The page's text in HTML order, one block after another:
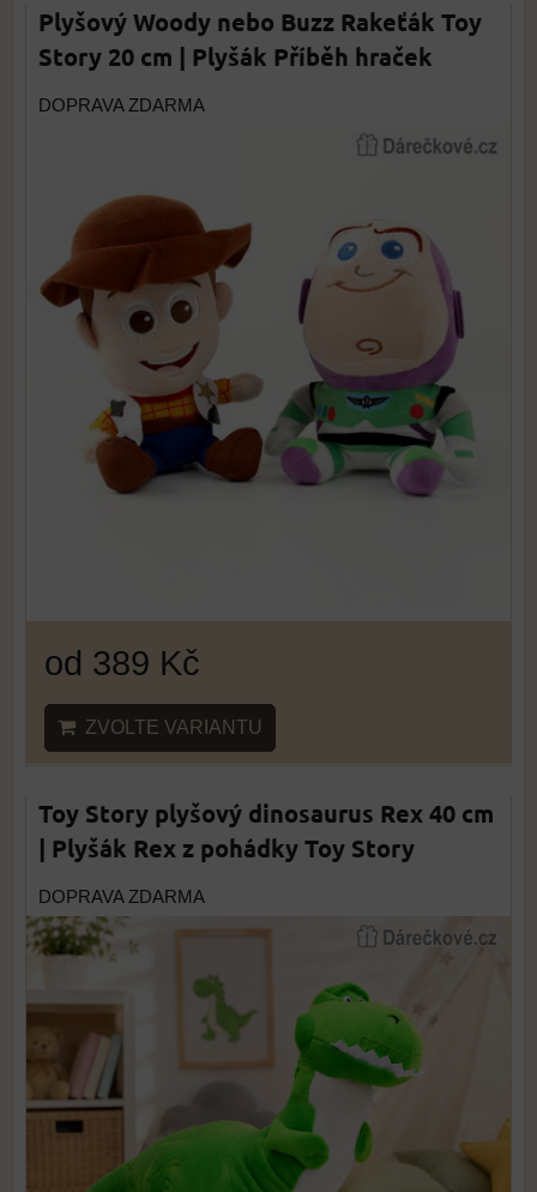
Plyšový Woody nebo Buzz Rakeťák Toy
Story 20 cm | Plyšák Příběh hraček
DOPRAVA ZDARMA
od 389 Kč
ZVOLTE VARIANTU
Toy Story plyšový dinosaurus Rex 40 cm
| Plyšák Rex z pohádky Toy Story
DOPRAVA ZDARMA